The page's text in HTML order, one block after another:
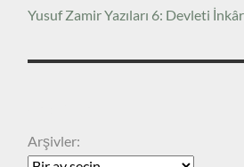
Yusuf Zamir Yazıları 6: Devleti
Arşivler: